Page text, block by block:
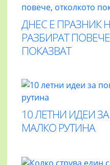
ДНЕС Е ПРАЗНИК
РАЗБИРАТ
ПОКАЗВАТ
10 ЛЕТНИ ИДЕИ
МАЛКО РУТИНА